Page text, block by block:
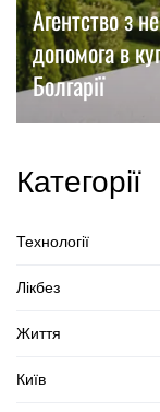
Агентство з
допомога в
Болгарії
Категорії
Технології
Лікбез
Життя
Київ